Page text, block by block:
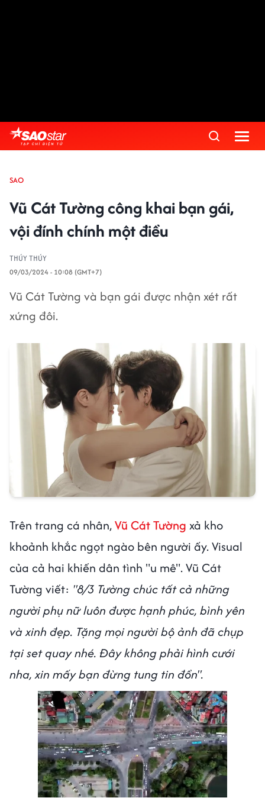
SAO
Vũ Cát Tường công khai bạn gái,
vội đính chính một điều
THÚY THÚY
09/03/2024 - 10:08 (GMT+7)
Vũ Cát Tường và bạn gái được nhận xét rất
xứng đôi.
Trên trang cá nhân,Vũ Cát Tường xả kho
khoảnh khắc ngọt ngào bên người ấy. Visual
của cả hai khiến dân tình "u mê". Vũ Cát
Tường viết: "8/3 Tường chúc tất cả những
người phụ nữ luôn được hạnh phúc, bình yên
và xinh đẹp. Tặng mọi người bộ ảnh đã chụp
tại set quay nhé. Đây không phải hình cưới
nha, xin mấy bạn đừng tung tin đồn".